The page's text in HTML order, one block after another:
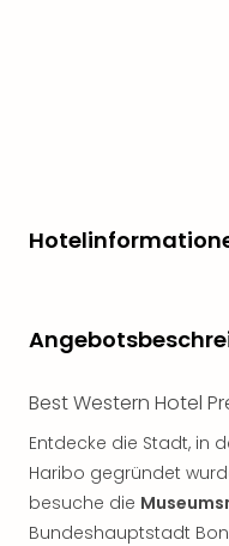
Best Western Hotel
Entdecke die Stadt, in
Haribo gegründet
besuche die
Bundeshauptstadt